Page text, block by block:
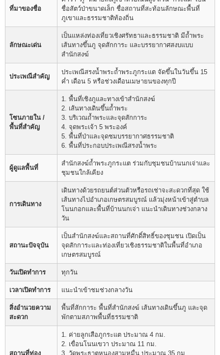
ที่มาของชื่อ
ชื่อสัตว์ป่าขนาดเล็ก ชื่อสถานที่สะท้อนลักษณะพื้นที่
ภูเขาและธรรมชาติท้องถิ่น
ลักษณะเด่น
เป็นแหล่งท่องเที่ยวเชิงศรัทธาและธรรมชาติ มีถ้ำพระ
เส้นทางขึ้นภู จุดสักการะ และบรรยากาศสงบแบบ
สำนักสงฆ์
ประเพณีสำคัญ
ประเพณีสรงน้ำพระถ้ำพระภูกระแต จัดขึ้นในวันขึ้น 15
ค่ำ เดือน 5 หรือช่วงเดือนเมษายนของทุกปี
โซนภายใน /
พื้นที่สำคัญ
1. พื้นที่เชิงภูและทางเข้าสำนักสงฆ์
2. เส้นทางเดินขึ้นถ้ำพระ
3. บริเวณถ้ำพระและจุดสักการะ
4. จุดพระเจ้า 5 พระองค์
5. พื้นที่ป่าและจุดชมบรรยากาศธรรมชาติ
6. พื้นที่ประกอบประเพณีสรงน้ำพระ
ผู้ดูแลพื้นที่
สำนักสงฆ์ถ้ำพระภูกระแต ร่วมกับชุมชนบ้านนกเจ่าและ
ชุมชนใกล้เคียง
การเดินทาง
เดินทางด้วยรถยนต์ส่วนตัวหรือรถเช่าจะสะดวกที่สุด ใช้
เส้นทางไปอำเภอเกษตรสมบูรณ์ แล้วมุ่งหน้าเข้าสู่ตำบล
โนนกอกและพื้นที่บ้านนกเจ่า แนะนำเดินทางช่วงกลาง
วัน
สถานะปัจจุบัน
เป็นสำนักสงฆ์และสถานที่ศักดิ์สิทธิ์ของชุมชน เปิดเป็น
จุดสักการะและท่องเที่ยวเชิงธรรมชาติในพื้นที่อำเภอ
เกษตรสมบูรณ์
วันเปิดทำการ ทุกวัน
เวลาเปิดทำการ แนะนำเข้าชมช่วงกลางวัน
สิ่งอำนวยความ
สะดวก
พื้นที่สักการะ พื้นที่สำนักสงฆ์ เส้นทางเดินขึ้นภู และจุด
พักตามสภาพพื้นที่ธรรมชาติ
สถานที่ท่อง
1. ค่ายลูกเสือภูกระแต ประมาณ 4 กม.
2. เขื่อนโนนเขวา ประมาณ 11 กม.
3. วัดพระธาตุหนองสามหมื่น ประมาณ 35 กม.